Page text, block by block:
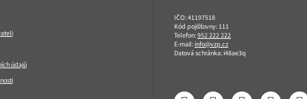
údajů
IČO: 41197518
Kód pojišťovny: 111
Telefon:952 222 222
E-mail:info@vzp.cz
Datová schránka: i48ae3q
FacebookLinkedIn YouTube Instagram